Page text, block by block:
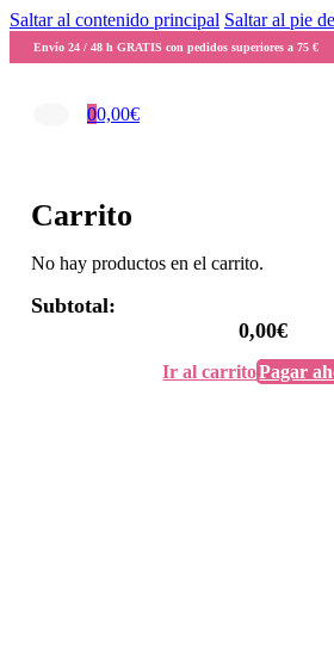
Saltar al contenido principal Saltar al pie
Envío 24 / 48 h GRATIS con pedidos superiores a 75 €
00,00€
Carrito
No hay productos en el carrito.
Subtotal:
0,00€
Ir al carritoPagar